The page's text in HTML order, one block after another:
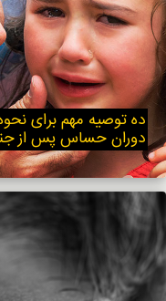
ده توصیه مهم برای
دوران حساس پس از